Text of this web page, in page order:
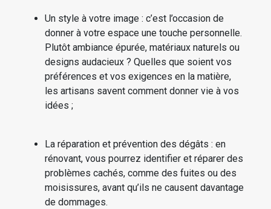
Un style à votre image : c’est l’occasion de
donner à votre espace une touche personnelle.
Plutôt ambiance épurée, matériaux naturels ou
designs audacieux ? Quelles que soient vos
préférences et vos exigences en la matière,
les artisans savent comment donner vie à vos
idées ;
La réparation et prévention des dégâts : en
rénovant, vous pourrez identifier et réparer des
problèmes cachés, comme des fuites ou des
moisissures, avant qu’ils ne causent davantage
de dommages.